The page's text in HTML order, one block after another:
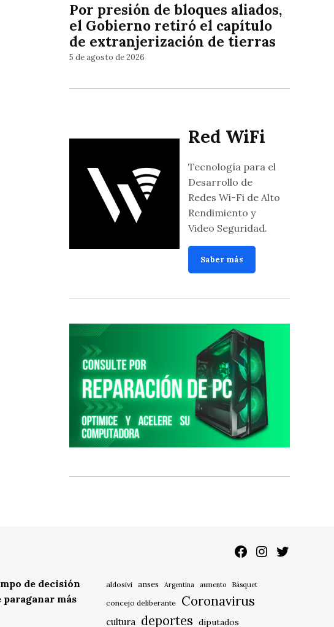
Por presión de bloques aliados,
el Gobierno retiró el capítulo
de extranjerización de tierras
5 de agosto de 2026
Red WiFi
Tecnología para el
Desarrollo de
Redes Wi-Fi de Alto
Rendimiento y
Video Seguridad.
Saber más
Facebook
Instagram
Twitter
de decisión
más
aldosivi anses Argentina aumento
Básquet
concejo deliberante
Coronavirus
cultura deportes diputados